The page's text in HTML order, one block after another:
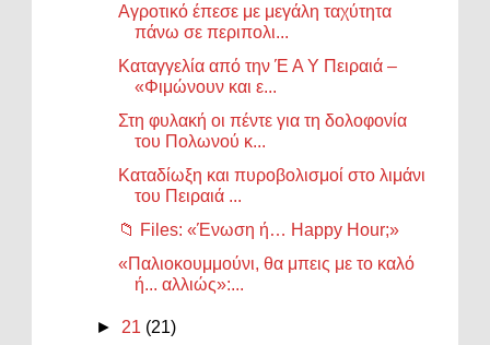
Αγροτικό έπεσε με μεγάλη ταχύτητα
πάνω σε περιπολι...
Καταγγελία από την Έ Α Υ Πειραιά –
«Φιμώνουν και ε...
Στη φυλακή οι πέντε για τη δολοφονία
του Πολωνού κ...
Καταδίωξη και πυροβολισμοί στο λιμάνι
του Πειραιά ...
📁 Files: «Ένωση ή… Happy Hour;»
«Παλιοκουμμούνι, θα μπεις με το καλό
ή... αλλιώς»:...
► 21 (21)